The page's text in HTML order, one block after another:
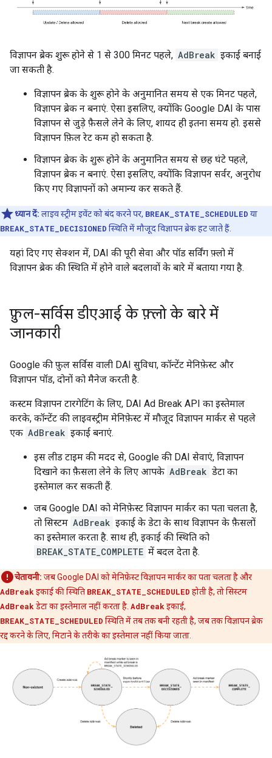
विज्ञापन ब्रेक शुरू होने से 1 से 300 मिनट पहले, AdBreak इकाई बनाई
जा सकती है.
विज्ञापन ब्रेक के शुरू होने के अनुमानित समय से एक मिनट पहले,
विज्ञापन ब्रेक न बनाएं. ऐसा इसलिए, क्योंकि Google DAI के पास
विज्ञापन से जुड़े फ़ैसले लेने के लिए, शायद ही इतना समय हो. इससे
विज्ञापन फ़िल रेट कम हो सकता है.
विज्ञापन ब्रेक के शुरू होने के अनुमानित समय से छह घंटे पहले,
विज्ञापन ब्रेक न बनाएं. ऐसा इसलिए, क्योंकि विज्ञापन सर्वर, अनुरोध
किए गए विज्ञापनों को अमान्य कर सकते हैं.
ध्यान दें: लाइव स्ट्रीम इवेंट को बंद करने पर, BREAK_STATE_SCHEDULED या
BREAK_STATE_DECISIONED स्थिति में मौजूद विज्ञापन ब्रेक हट जाते हैं.
यहां दिए गए सेक्शन में, DAI की पूरी सेवा और पॉड सर्विंग फ़्लो में
विज्ञापन ब्रेक की स्थिति में होने वाले बदलावों के बारे में बताया गया है.
फ़ुल-सर्विस डीएआई के फ़्लो के बारे में
जानकारी
Google की फ़ुल सर्विस वाली DAI सुविधा, कॉन्टेंट मेनिफ़ेस्ट और
विज्ञापन पॉड, दोनों को मैनेज करती है.
कस्टम विज्ञापन टारगेटिंग के लिए, DAI Ad Break API का इस्तेमाल
करके, कॉन्टेंट की लाइवस्ट्रीम मेनिफ़ेस्ट में मौजूद विज्ञापन मार्कर से पहले
एक AdBreak इकाई बनाएं.
इस लीड टाइम की मदद से, Google की DAI सेवाएं, विज्ञापन
दिखाने का फ़ैसला लेने के लिए आपके AdBreak डेटा का
इस्तेमाल कर सकती हैं.
जब Google DAI को मेनिफ़ेस्ट विज्ञापन मार्कर का पता चलता है,
तो सिस्टम AdBreak इकाई के डेटा के साथ विज्ञापन के फ़ैसलों
का इस्तेमाल करता है. साथ ही, इकाई की स्थिति को
BREAK_STATE_COMPLETE में बदल देता है.
चेतावनी: जब Google DAI को मेनिफ़ेस्ट विज्ञापन मार्कर का पता चलता है और
AdBreak इकाई की स्थिति BREAK_STATE_SCHEDULED होती है, तो सिस्टम
AdBreak डेटा का इस्तेमाल नहीं करता है. AdBreak इकाई,
BREAK_STATE_SCHEDULED स्थिति में तब तक बनी रहती है, जब तक विज्ञापन ब्रेक
रद्द करने के लिए, मिटाने के तरीके का इस्तेमाल नहीं किया जाता.